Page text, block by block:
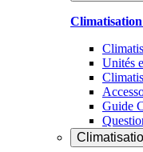
Unités
Guide